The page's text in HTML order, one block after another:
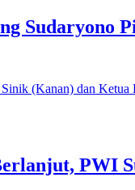
Sudaryono
PWI